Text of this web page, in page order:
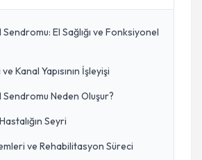
El Sağlığı ve Fonksiyonel
Kanal Yapısının İşleyişi
Sendromu Neden Oluşur?
Seyri
ve Rehabilitasyon Süreci